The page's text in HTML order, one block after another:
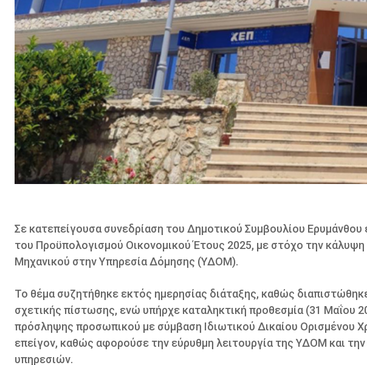
Σε κατεπείγουσα συνεδρίαση του Δημοτικού Συμβουλίου
του Προϋπολογισμού Οικονομικού Έτους 2025, με στόχο την
Μηχανικού στην Υπηρεσία Δόμησης (ΥΔΟΜ).
Το θέμα συζητήθηκε εκτός ημερησίας διάταξης, καθώς
σχετικής πίστωσης, ενώ υπήρχε καταληκτική προθεσμία (31 Μαΐου
πρόσληψης προσωπικού με σύμβαση Ιδιωτικού Δικαίου Ορισμένου
επείγον, καθώς αφορούσε την εύρυθμη λειτουργία της ΥΔΟΜ και
υπηρεσιών.